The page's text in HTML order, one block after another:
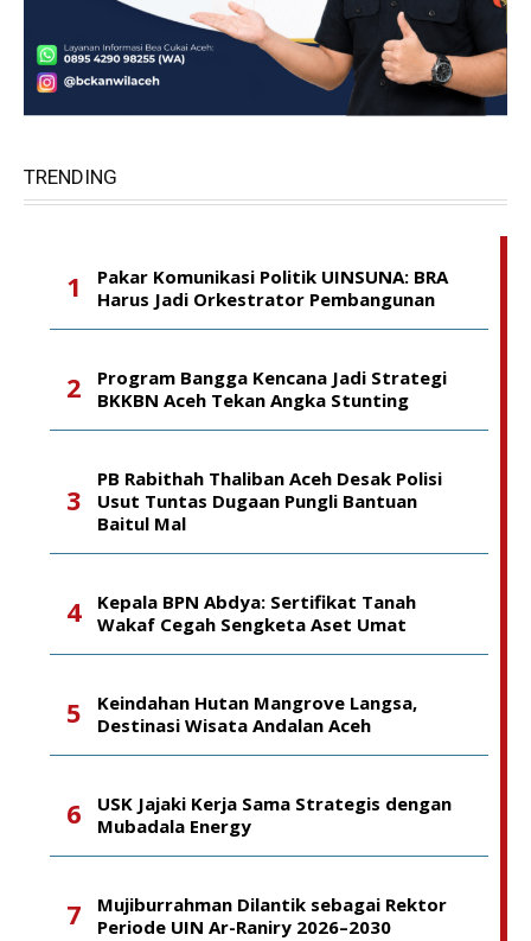
TRENDING
Pakar Komunikasi Politik UINSUNA: BRA
Harus Jadi Orkestrator Pembangunan
Program Bangga Kencana Jadi Strategi
BKKBN Aceh Tekan Angka Stunting
PB Rabithah Thaliban Aceh Desak Polisi
Usut Tuntas Dugaan Pungli Bantuan
Baitul Mal
Kepala BPN Abdya: Sertifikat Tanah
Wakaf Cegah Sengketa Aset Umat
Keindahan Hutan Mangrove Langsa,
Destinasi Wisata Andalan Aceh
USK Jajaki Kerja Sama Strategis dengan
Mubadala Energy
Mujiburrahman Dilantik sebagai Rektor
Periode UIN Ar-Raniry 2026–2030